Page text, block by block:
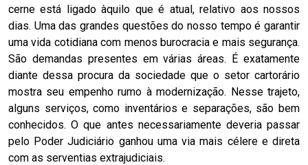
cerne está ligado àquilo que é atual, relativo aos nossos
dias. Uma das grandes questões do nosso tempo é garantir
uma vida cotidiana com menos burocracia e mais segurança.
São demandas presentes em várias áreas. É exatamente
diante dessa procura da sociedade que o setor cartorário
mostra seu empenho rumo à modernização. Nesse trajeto,
alguns serviços, como inventários e separações, são bem
conhecidos. O que antes necessariamente deveria passar
pelo Poder Judiciário ganhou uma via mais célere e direta
com as serventias extrajudiciais.